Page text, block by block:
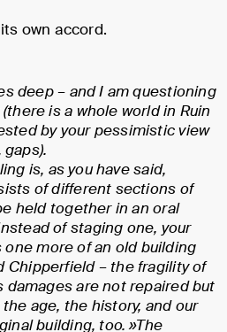
own accord.
deep – and I am questioning
is a whole world in Ruin
by your pessimistic view
is, as you have said,
of different sections of
held together in an oral
of staging one, your
more of an old building
Chipperfield – the fragility of
damages are not repaired but
age, the history, and our
building, too. »The